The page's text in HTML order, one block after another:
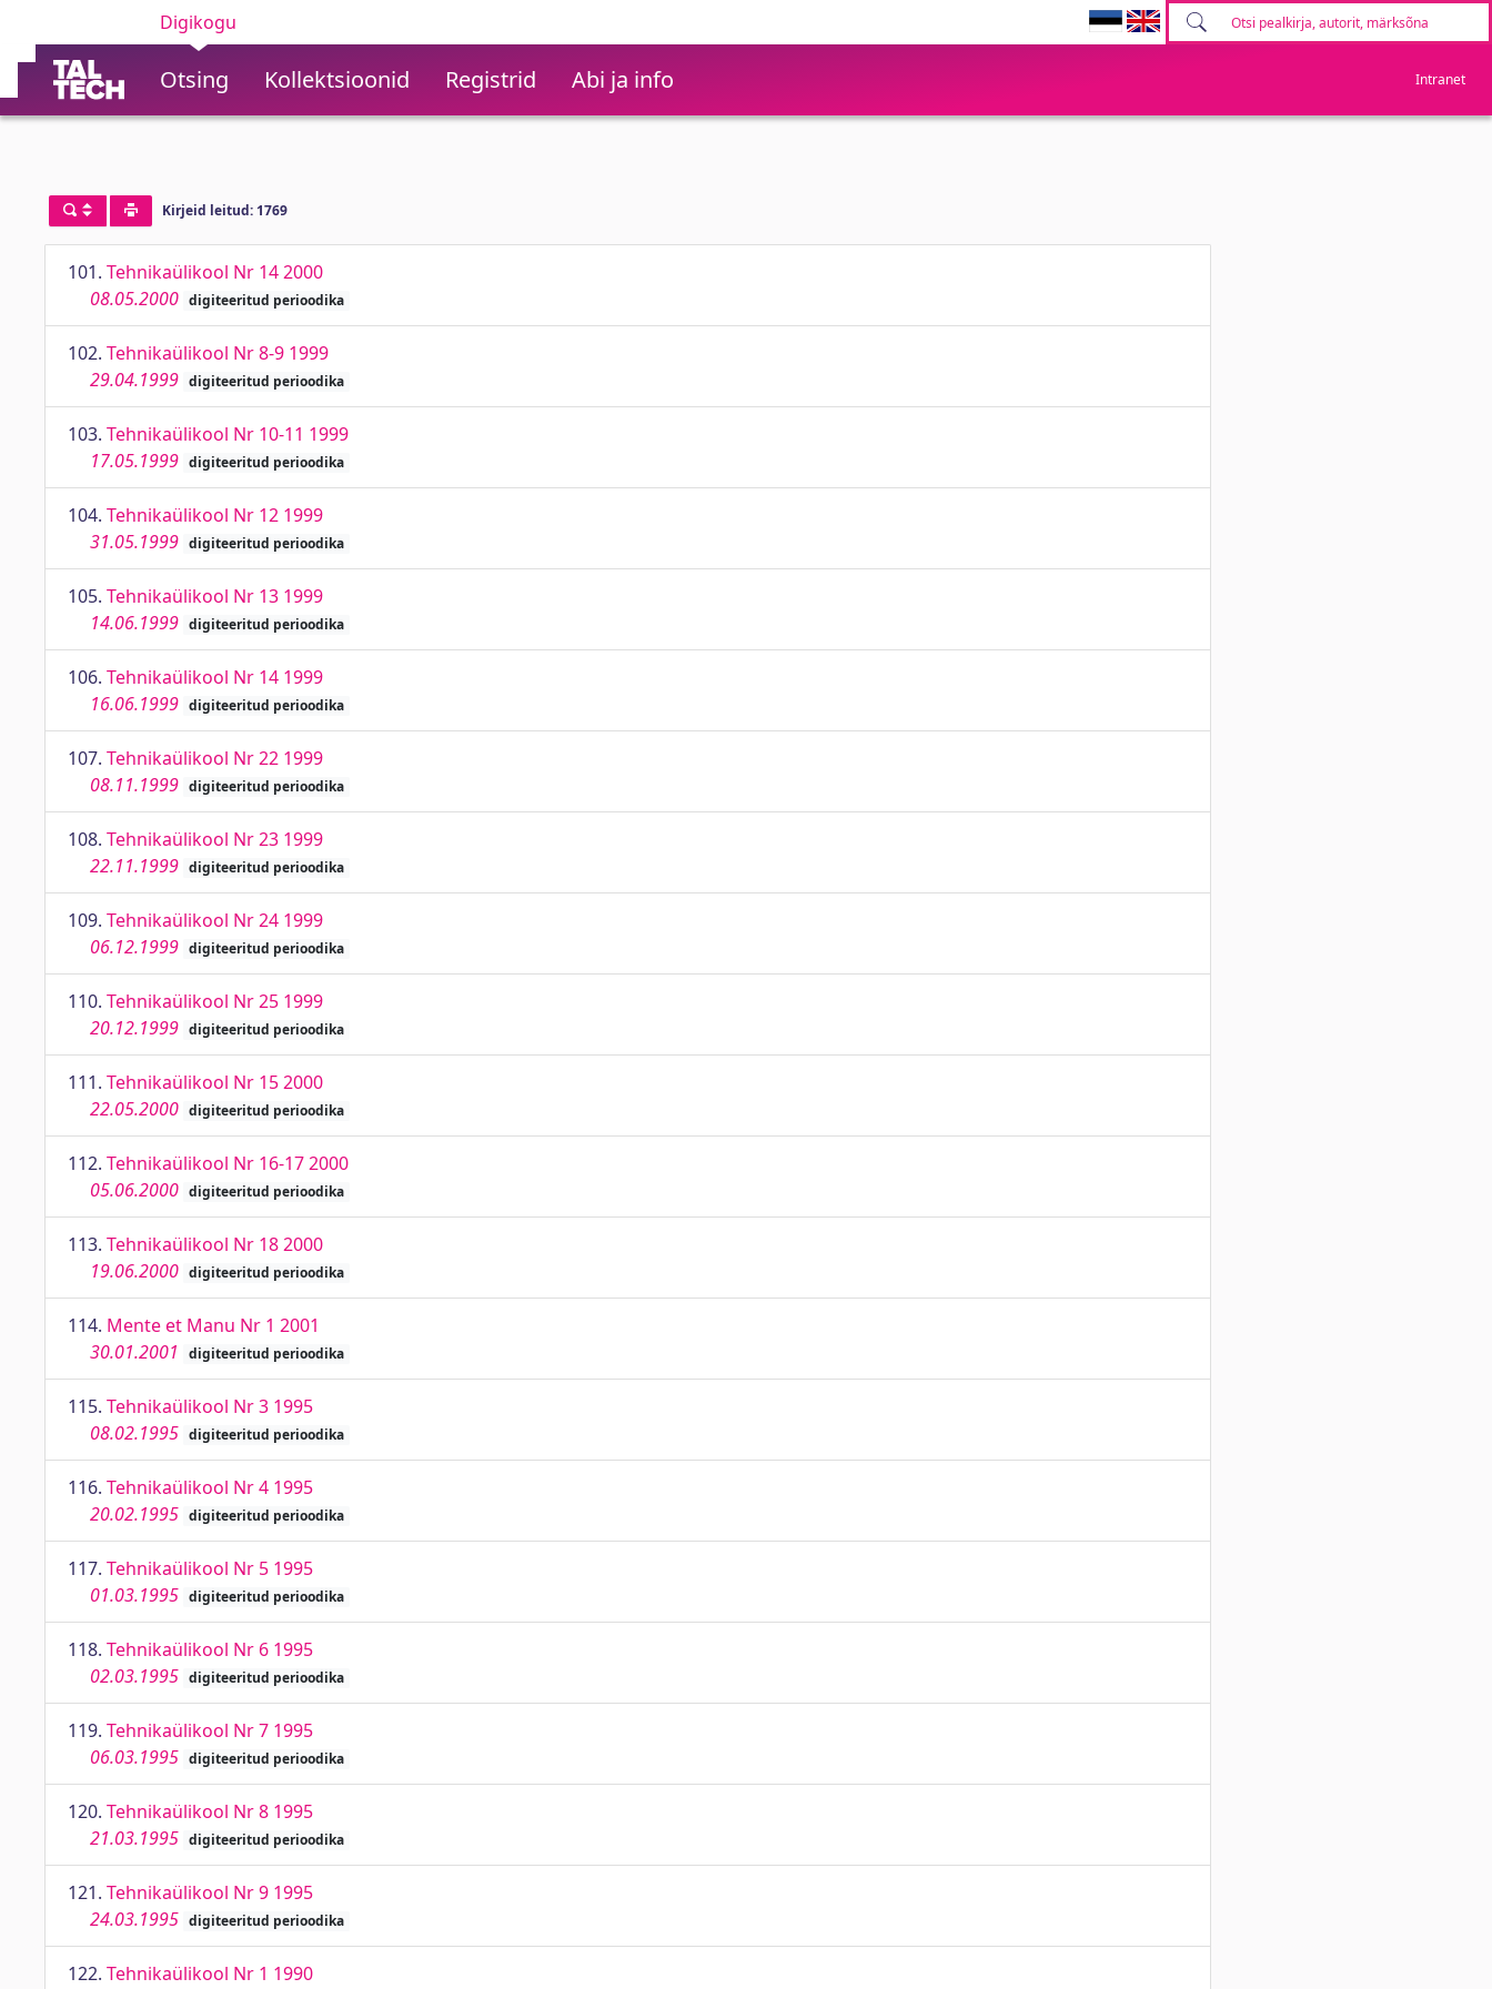
Digikogu
Otsing Kollektsioonid Registrid Abi ja info Intranet
Kirjeid leitud: 1769
101. Tehnikaülikool Nr 14 2000
08.05.2000 digiteeritud perioodika
102. Tehnikaülikool Nr 8-9 1999
29.04.1999 digiteeritud perioodika
103. Tehnikaülikool Nr 10-11 1999
17.05.1999 digiteeritud perioodika
104. Tehnikaülikool Nr 12 1999
31.05.1999 digiteeritud perioodika
105. Tehnikaülikool Nr 13 1999
14.06.1999 digiteeritud perioodika
106. Tehnikaülikool Nr 14 1999
16.06.1999 digiteeritud perioodika
107. Tehnikaülikool Nr 22 1999
08.11.1999 digiteeritud perioodika
108. Tehnikaülikool Nr 23 1999
22.11.1999 digiteeritud perioodika
109. Tehnikaülikool Nr 24 1999
06.12.1999 digiteeritud perioodika
110. Tehnikaülikool Nr 25 1999
20.12.1999 digiteeritud perioodika
111. Tehnikaülikool Nr 15 2000
22.05.2000 digiteeritud perioodika
112. Tehnikaülikool Nr 16-17 2000
05.06.2000 digiteeritud perioodika
113. Tehnikaülikool Nr 18 2000
19.06.2000 digiteeritud perioodika
114. Mente et Manu Nr 1 2001
30.01.2001
digiteeritud perioodika
115. Tehnikaülikool Nr 3 1995
08.02.1995 digiteeritud perioodika
116. Tehnikaülikool Nr 4 1995
20.02.1995 digiteeritud perioodika
117. Tehnikaülikool Nr 5 1995
01.03.1995 digiteeritud perioodika
118. Tehnikaülikool Nr 6 1995
02.03.1995 digiteeritud perioodika
119. Tehnikaülikool Nr 7 1995
06.03.1995 digiteeritud perioodika
120. Tehnikaülikool Nr 8 1995
21.03.1995 digiteeritud perioodika
121. Tehnikaülikool Nr 9 1995
24.03.1995 digiteeritud perioodika
122. Tehnikaülikool Nr 1 1990